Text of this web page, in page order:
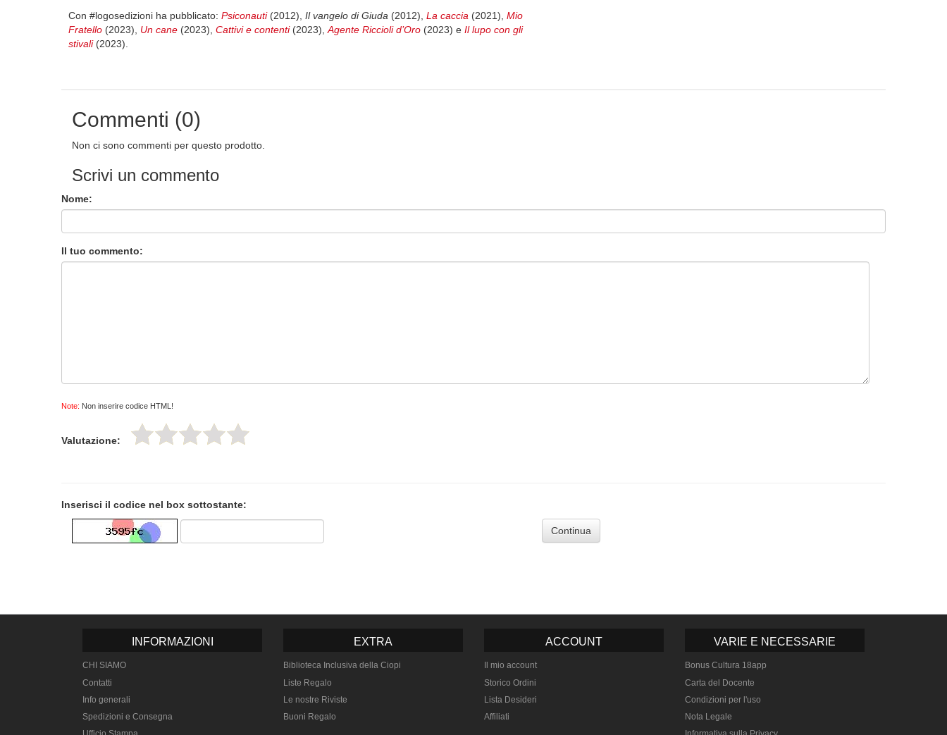
Con #logosedizioni ha pubblicato: Psiconauti (2012), Il vangelo di Giuda (2012), La caccia (2021), Mio
Fratello (2023), Un cane (2023), Cattivi e contenti (2023),Agente Riccioli d’Oro (2023) e Il lupo con gli
stivali(2023).
Commenti (0)
Non ci sono commenti per questo prodotto.
Scrivi un commento
Nome:
Il tuo commento:
Note: Non inserire codice HTML!
Valutazione:
Inserisci il codice nel box sottostante:
Continua
INFORMAZIONI
CHI SIAMO
Contatti
Info generali
Spedizioni e Consegna
EXTRA
Biblioteca Inclusiva della Ciopi
Liste Regalo
Le nostre Riviste
Buoni Regalo
ACCOUNT
Il mio account
Storico Ordini
Lista Desideri
Affiliati
VARIE E NECESSARIE
Bonus Cultura 18app
Carta del Docente
Condizioni per l'uso
Nota Legale